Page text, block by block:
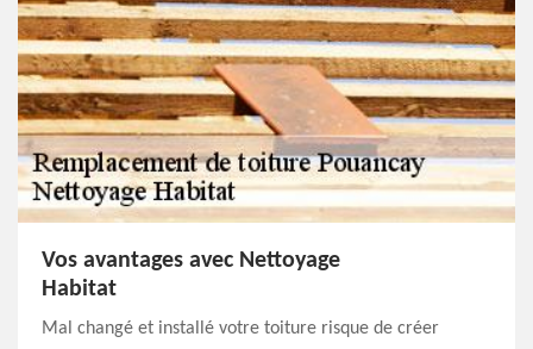
Vos avantages avec Nettoyage
Habitat
Mal changé et installé votre toiture risque de créer